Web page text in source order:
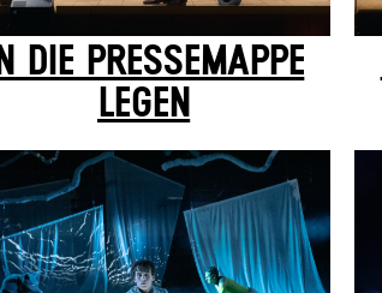
IN DIE PRESSEMAPPE
LEGEN